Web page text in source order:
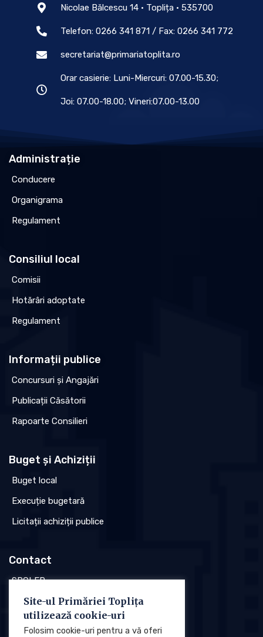
Nicolae Bălcescu 14 • Toplița • 535700
Telefon: 0266 341 871 / Fax: 0266 341 772
secretariat@primariatoplita.ro
Orar casierie: Luni-Miercuri: 07.00-15.30;
Joi: 07.00-18.00; Vineri:07.00-13.00
Administrație
Conducere
Organigrama
Regulament
Consiliul local
Comisii
Hotărâri adoptate
Regulament
Informații publice
Concursuri și Angajări
Publicații Căsătorii
Rapoarte Consilieri
Buget și Achiziții
Buget local
Execuție bugetară
Licitații achiziții publice
Contact
SPCLEP
Stare civilă
Poliția locală
Site-ul Primăriei Toplița
utilizează cookie-uri
Folosim cookie-uri pentru a vă oferi